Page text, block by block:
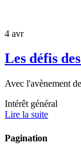
4 avr
Les défis
Avec l'avènement
Intérêt général
Lire la suite
Pagination